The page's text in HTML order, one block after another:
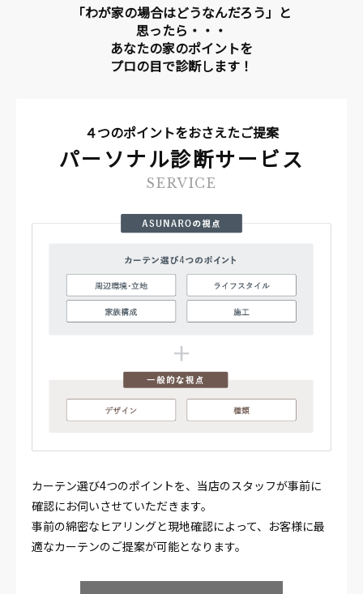
「わが家の場合はどうなんだろう」と
思ったら・・・
あなたの家のポイントを
プロの目で診断します！
４つのポイントをおさえたご提案
パーソナル診断サービス
SERVICE
カーテン選び4つのポイントを、当店のスタッフが事前に
確認にお伺いさせていただきます。
事前の綿密なヒアリングと現地確認によって、お客様に最
適なカーテンのご提案が可能となります。